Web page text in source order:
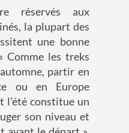
réservés aux
la plupart des
une bonne
Comme les treks
partir en
ou en Europe
l’été constitueun
son niveau et